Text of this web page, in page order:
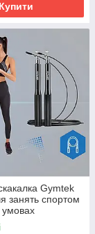
Купити
Gymtek
занять спортом